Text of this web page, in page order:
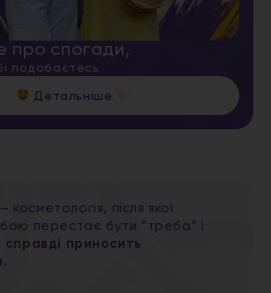
про спогади,
подобаєтесь
Детальніше
– косметологія, після якої
перестає бути “треба” і
справді приносить